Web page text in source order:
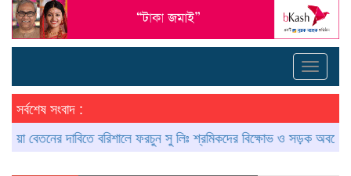
Toggle
সর্বশেষ সংবাদ :
দাবিতে বরিশালে ফরচুন সু লিঃ শ্রমিকদের বিক্ষোভ ও সড়ক অবরোধ